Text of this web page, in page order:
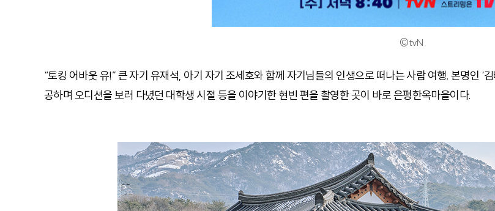
©tvN
“토킹 어바웃 유!” 큰 자기 유재석, 아기 자기 조세호와 함께 자기님들의 인생으로 떠나는 사람 여행. 본명인 ‘
공하며 오디션을 보러 다녔던 대학생 시절 등을 이야기한 현빈 편을 촬영한 곳이 바로 은평한옥마을이다.